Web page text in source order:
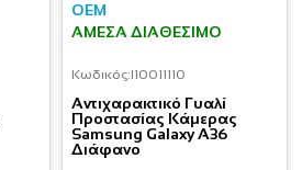
OEM
ΆΜΕΣΑ ΔΙΑΘΈΣΙΜΟ
Κωδικός:I10011110
Aντιχαρακτικό Γυαλί
Προστασίας Κάμερας
Samsung Galaxy A36
Διάφανο